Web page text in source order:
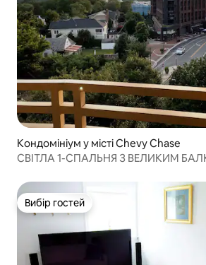
Кондомініум у місті Chevy Chase
СВІТЛА 1-СПАЛЬНЯ З ВЕЛИКИМ
Вибір гостей
Вибір гостей